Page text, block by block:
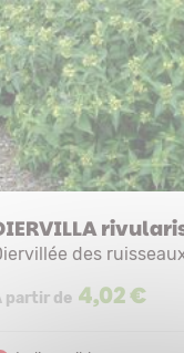
des
partir de 4,02 €